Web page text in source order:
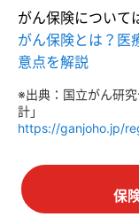
がん保険について
がん保険とは？医
意点を解説
※出典：国立がん研
計」
https://ganjoho.jp/
保